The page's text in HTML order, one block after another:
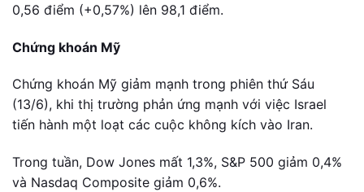
0,56 điểm (+0,57%) lên 98,1 điểm.
Chứng khoán Mỹ
Chứng khoán Mỹ giảm mạnh trong phiên thứ Sáu
(13/6), khi thị trường phản ứng mạnh với việc Israel
tiến hành một loạt các cuộc không kích vào Iran.
Trong tuần, Dow Jones mất 1,3%, S&P 500 giảm 0,4%
và Nasdaq Composite giảm 0,6%.